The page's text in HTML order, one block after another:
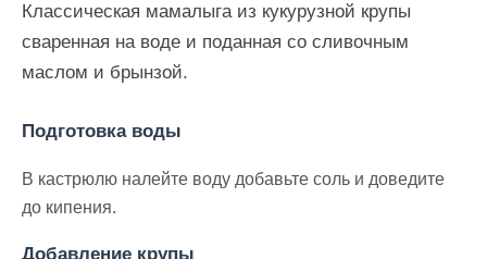
Классическая мамалыга из кукурузной крупы
сваренная на воде и поданная со сливочным
маслом и брынзой.
Подготовка воды
В кастрюлю налейте воду добавьте соль и доведите
до кипения.
Добавление крупы